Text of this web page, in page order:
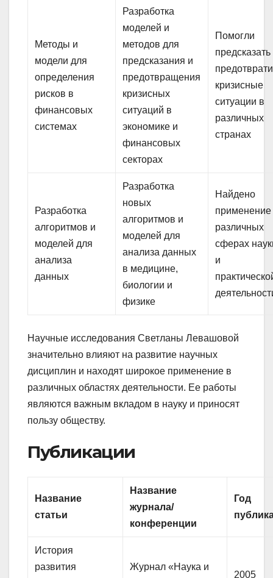
Методы и
модели для
определения
рисков в
финансовых
системах
Разработка
моделей и
методов для
предсказания и
предотвращения
кризисных
ситуаций в
экономике и
финансовых
секторах
Помогли
предсказать
кризисные
ситуации в
различных
странах
Разработка
алгоритмов и
моделей для
анализа
данных
Разработка
новых
алгоритмов и
моделей для
анализа данных
в медицине,
биологии и
физике
Найдено
применение
различных
сферах
и
Научные исследования Светланы Левашовой
значительно влияют на развитие научных
дисциплин и находят широкое применение в
различных областях деятельности. Ее работы
являются важным вкладом в науку и приносят
пользу обществу.
Публикации
Название
статьи
Название
журнала/
конференции
Год
История
развития
Журнал «Наука и
2005